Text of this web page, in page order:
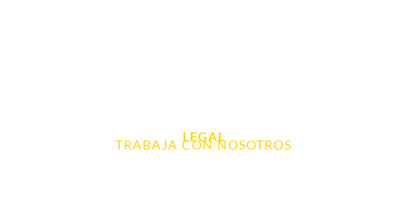
LEGAL
TRABAJA CON NOSOTROS